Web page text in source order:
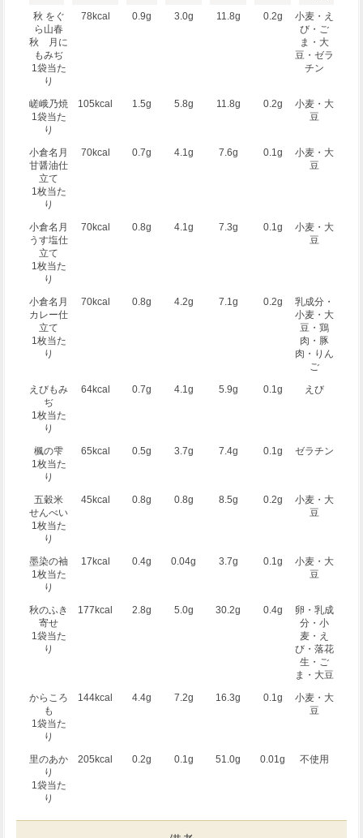
秋 をぐ
ら山春
秋 月に
もみぢ
1袋当た
り
78kcal 0.9g 3.0g 11.8g 0.2g
小麦・え
び・ご
ま・大
豆・ゼラ
チン
嵯峨乃焼
1袋当た
り
105kcal 1.5g 5.8g 11.8g 0.2g
小麦・大
豆
小倉名月
甘醤油仕
立て
1枚当た
り
70kcal 0.7g 4.1g 7.6g 0.1g
小麦・大
豆
小倉名月
うす塩仕
立て
1枚当た
り
70kcal 0.8g 4.1g 7.3g 0.1g
小麦・大
豆
小倉名月
カレー仕
立て
1枚当た
り
70kcal 0.8g 4.2g 7.1g 0.2g
乳成分・
小麦・大
豆・鶏
肉・豚
肉・りん
ご
えびもみ
ぢ
1枚当た
り
64kcal 0.7g 4.1g 5.9g 0.1g えび
楓の雫
1枚当た
り
65kcal 0.5g 3.7g 7.4g 0.1g ゼラチン
五穀米
せんべい
1枚当た
り
45kcal 0.8g 0.8g 8.5g 0.2g
小麦・大
豆
墨染の袖
1枚当た
り
17kcal 0.4g 0.04g 3.7g 0.1g
小麦・大
豆
秋のふき
寄せ
1袋当た
り
177kcal 2.8g 5.0g 30.2g 0.4g
卵・乳成
分・小
麦・え
び・落花
生・ご
ま・大豆
からころ
も
1袋当た
り
144kcal 4.4g 7.2g 16.3g 0.1g
小麦・大
豆
里のあか
り
1袋当た
り
205kcal 0.2g 0.1g 51.0g 0.01g 不使用